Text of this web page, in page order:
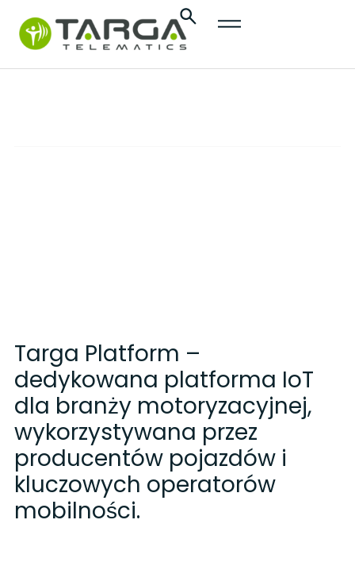
treści
Targa Platform –
dedykowana platforma IoT
dla branży motoryzacyjnej,
wykorzystywana przez
producentów pojazdów i
kluczowych operatorów
mobilności.